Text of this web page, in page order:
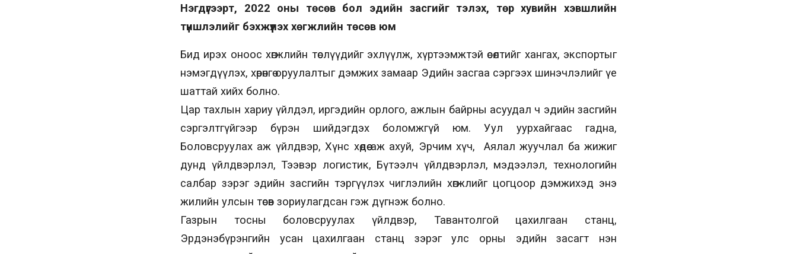
Нэгдүгээрт, 2022 оны төсөв бол эдийн засгийг тэлэх, төр хувийн хэвшлийн
түншлэлийг бэхжүүлэх хөгжлийн төсөв юм
Бид ирэх оноос хөгжлийн төслүүдийг эхлүүлж, хүртээмжтэй өсөлтийг хангах, экспортыг
нэмэгдүүлэх, хөрөнгө оруулалтыг дэмжих замаар Эдийн засгаа сэргээх шинэчлэлийг үе
шаттай хийх болно.
Цар тахлын хариу үйлдэл, иргэдийн орлого, ажлын байрны асуудал ч эдийн засгийн
сэргэлтгүйгээр бүрэн шийдэгдэх боломжгүй юм. Уул уурхайгаас гадна,
Боловсруулах аж үйлдвэр, Хүнс хөдөө аж ахуй, Эрчим хүч, Аялал жуучлал ба жижиг
дунд үйлдвэрлэл, Тээвэр логистик, Бүтээлч үйлдвэрлэл, мэдээлэл, технологийн
салбар зэрэг эдийн засгийн тэргүүлэх чиглэлийн хөгжлийг цогцоор дэмжихэд энэ
жилийн улсын төсөв зориулагдсан гэж дүгнэж болно.
Газрын тосны боловсруулах үйлдвэр, Тавантолгой цахилгаан станц,
Эрдэнэбүрэнгийн усан цахилгаан станц зэрэг улс орны эдийн засагт нэн